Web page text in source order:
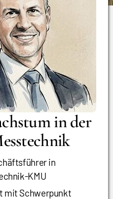
in der
in
KMU
mit Schwerpunkt